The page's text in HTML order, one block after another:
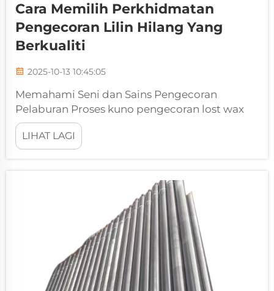
Cara Memilih Perkhidmatan
Pengecoran Lilin Hilang Yang
Berkualiti
2025-10-13 10:45:05
Memahami Seni dan Sains Pengecoran
Pelaburan Proses kuno pengecoran lost wax
telah berkembang menjadi kaedah
pembuatan canggih yang memberikan
ketepatan dan kebolehsuaian luar biasa dalam
LIHAT LAGI